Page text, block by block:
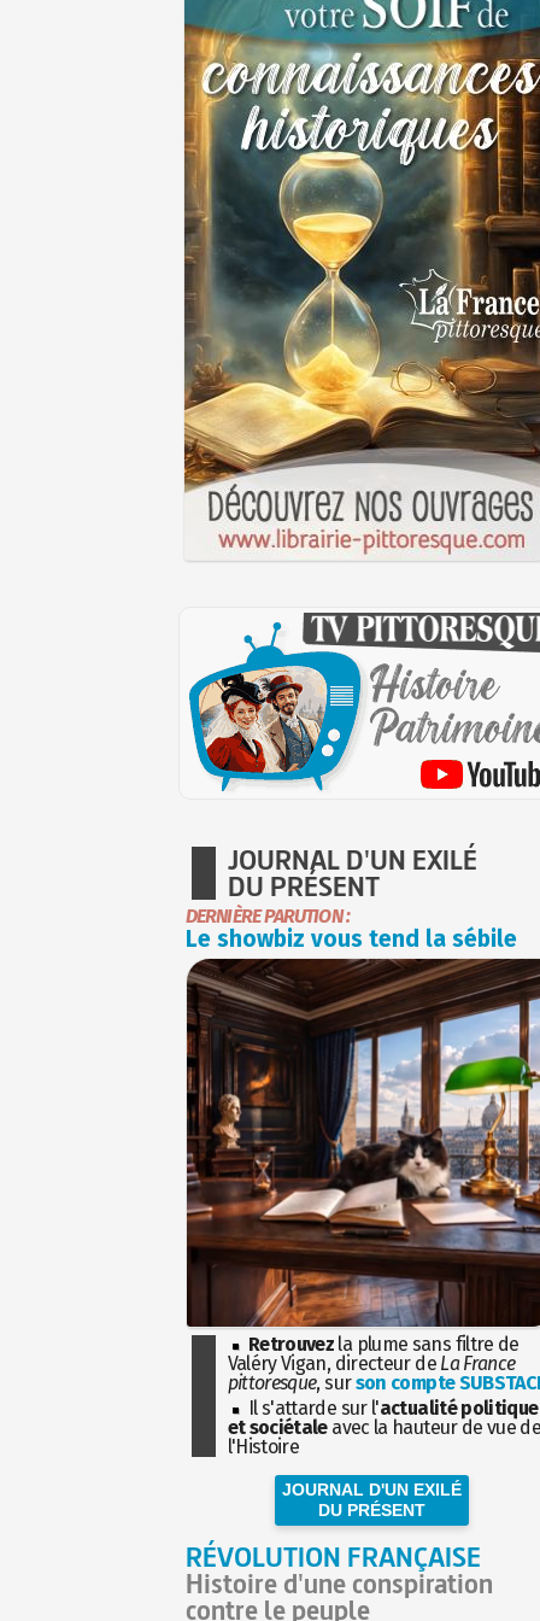
JOURNAL D'UN EXILÉ
DU PRÉSENT
DERNIÈRE PARUTION :
Le showbiz vous tend la sébile
Retrouvez la plume sans filtre de
Valéry Vigan, directeur de La France
pittoresque, surson compte
Il s'attarde sur l'actualité politique
et sociétaleavec la hauteur de vue
l'Histoire
JOURNAL D'UN EXILÉ
DU PRÉSENT
RÉVOLUTION FRANÇAISE
Histoire d'une conspiration
contre le peuple